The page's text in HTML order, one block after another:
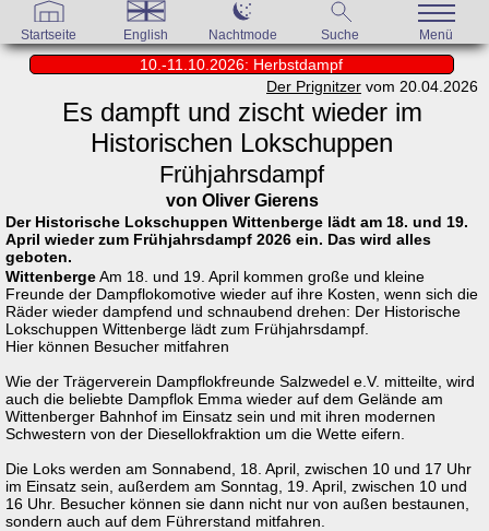
Startseite English Nachtmode Suche Menü
10.-11.10.2026: Herbstdampf
Der Prignitzer vom 20.04.2026
Es dampft und zischt wieder im
Historischen Lokschuppen
Frühjahrsdampf
von Oliver Gierens
Der Historische Lokschuppen Wittenberge lädt am 18. und 19.
April wieder zum Frühjahrsdampf 2026 ein. Das wird alles
geboten.
WittenbergeAm 18. und 19. April kommen große und kleine
Freunde der Dampflokomotive wieder auf ihre Kosten, wenn sich die
Räder wieder dampfend und schnaubend drehen: Der Historische
Lokschuppen Wittenberge lädt zum Frühjahrsdampf.
Hier können Besucher mitfahren
Wie der Trägerverein Dampflokfreunde Salzwedel e.V. mitteilte, wird
auch die beliebte Dampflok Emma wieder auf dem Gelände am
Wittenberger Bahnhof im Einsatz sein und mit ihren modernen
Schwestern von der Diesellokfraktion um die Wette eifern.
Die Loks werden am Sonnabend, 18. April, zwischen 10 und 17 Uhr
im Einsatz sein, außerdem am Sonntag, 19. April, zwischen 10 und
16 Uhr. Besucher können sie dann nicht nur von außen bestaunen,
sondern auch auf dem Führerstand mitfahren.